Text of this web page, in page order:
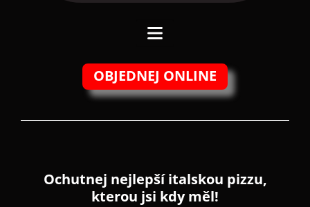
OBJEDNEJ ONLINE
Ochutnej nejlepší italskou pizzu,
kterou jsi kdy měl!